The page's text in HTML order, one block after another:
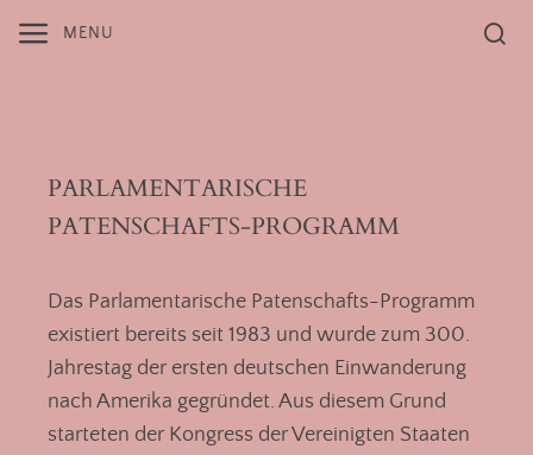
MENU
PARLAMENTARISCHE
PATENSCHAFTS-PROGRAMM
Das Parlamentarische Patenschafts-Programm
existiert bereits seit 1983 und wurde zum 300.
Jahrestag der ersten deutschen Einwanderung
nach Amerika gegründet. Aus diesem Grund
starteten der Kongress der Vereinigten Staaten